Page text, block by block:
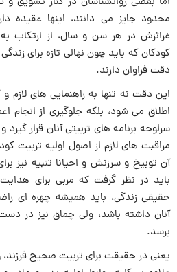
محدود جایز می دانند، اینها عقیده
غرائزش در هر سن و سال، از ارتکاب به
کودکان که باید چون نهالی تازه براى
دقت فراوان دارند.
این دقت نه تنها به راهنمایى هاى
اطلاق مى شود، بلکه جلوگیری از انجام
سرلوحه برنامه ‏های تربیتى آنان قرار گیرد
مراقبت هاى لازم از اصول اولیه تربیت
آن توبیخ و سرزنش و احیانا تنبیه نیز
باید در نظر گرفت که مربى براى
حقیقى زندگى، باید همیشه‏ چهره ‏ای
آنان داشته باشد، ولى چماق نیز در
برسد.
یعنى در حقیقت‏ برای تربیت صحیح فرزند،